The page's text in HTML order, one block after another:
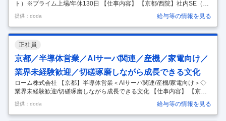
ト）※プライム上場/年休130日 【仕事内容】 【京都/西院】社内SE（ソ
フトウェアディベロップメント）※プライム上場/年休130日 【具体的な
仕事内容】 ■仕事内容：IT統轄本部にて、社内SE（ソフトウェアディベ
ロップメント）をご担当いただきます。社内システム（販売管理、生産
管理、在庫管理、購買管理、倉庫管理など）に関するシステム企画立案
から、設計、開発、導入、運用・保守の一連の業務をご担当いただきま
す。 ※ソフトウェアエンジニアリングに関する専門技術を抱え、ソフト
ウェアの企画、仕様策定、設計、開発といった業務を行います。 …
提供：doda 給与等の情報を見る
正社員
京都／半導体営業／AIサーバ関連／産機／家電向け／
業界未経験歓迎／切磋琢磨しながら成長できる文化
ローム株式会社 【京都】半導体営業＜AIサーバ関連/産機/家電向け＞◇
業界未経験歓迎/切磋琢磨しながら成長できる文化 【仕事内容】 【京
都】半導体営業＜AIサーバ関連/産機/家電向け＞◇業界未経験歓迎/切磋
琢磨しながら成長できる文化 【具体的な仕事内容】 半導体にて国内有数
の技術をもつ同社の京都拠点にて営業担当を募集します。 ■具体的に
提供：doda 給与等の情報を見る